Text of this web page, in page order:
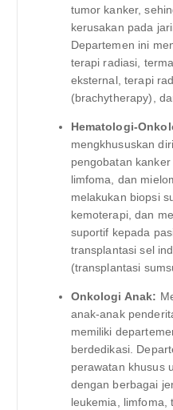
tumor kanker,
kerusakan pada
Departemen ini
terapi radiasi,
eksternal, terapi
(brachytherapy),
Hematologi-
mengkhususkan
pengobatan
limfoma, dan
melakukan biopsi
kemoterapi, dan
suportif kepada
transplantasi sel
(transplantasi
Onkologi Anak:
anak-anak
memiliki
berdedikasi.
perawatan khusus
dengan berbagai
leukemia, limfoma,